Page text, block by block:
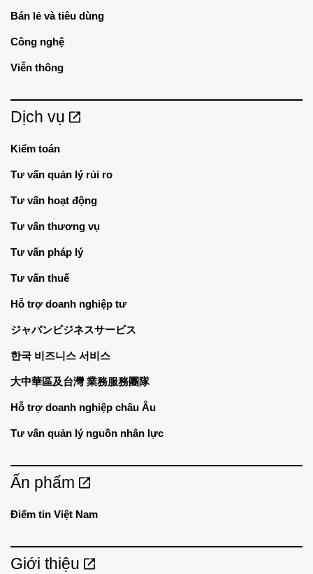
Bán lẻ và tiêu dùng
Công nghệ
Viễn thông
Dịch vụ
Kiểm toán
Tư vấn quản lý rủi ro
Tư vấn hoạt động
Tư vấn thương vụ
Tư vấn pháp lý
Tư vấn thuế
Hỗ trợ doanh nghiệp tư
ジャパンビジネスサービス
한국 비즈니스 서비스
大中華區及台灣 業務服務團隊
Hỗ trợ doanh nghiệp châu Âu
Tư vấn quản lý nguồn nhân lực
Ấn phẩm
Điểm tin Việt Nam
Giới thiệu